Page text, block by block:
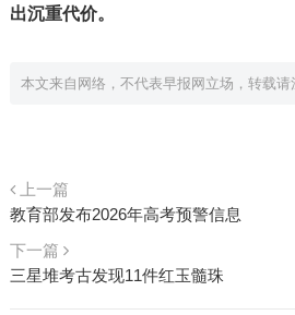
出沉重代价。
本文来自网络，不代表早报网立场，转载请
上一篇
教育部发布2026年高考预警信息
下一篇
三星堆考古发现11件红玉髓珠